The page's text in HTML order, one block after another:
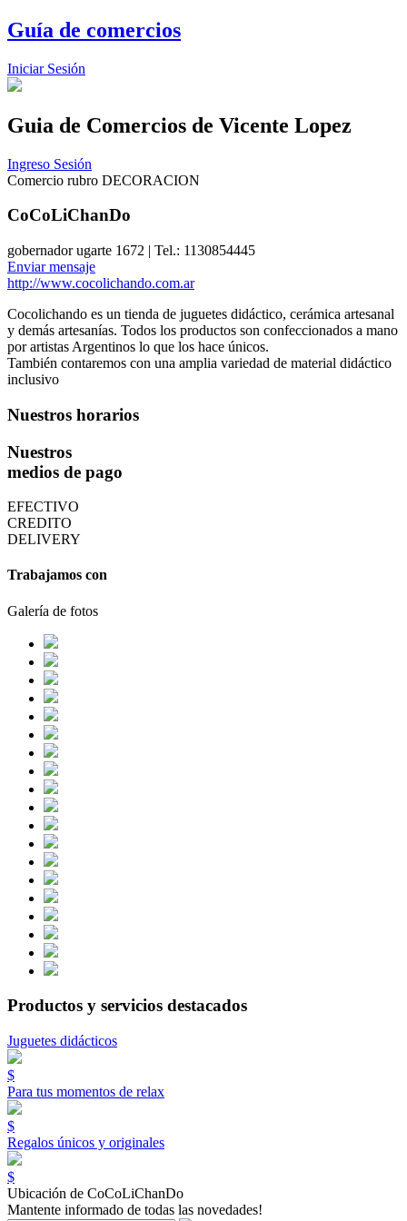
Guía de comercios
Iniciar Sesión
Guia de Comercios de Vicente Lopez
Ingreso Sesión
Comercio rubro DECORACION
CoCoLiChanDo
gobernador ugarte 1672 | Tel.: 1130854445
Enviar mensaje
http://www.cocolichando.com.ar
Cocolichando es un tienda de juguetes didáctico, cerámica artesanal
y demás artesanías. Todos los productos son confeccionados a mano
por artistas Argentinos lo que los hace únicos.
También contaremos con una amplia variedad de material didáctico
inclusivo
Nuestros horarios
Nuestros
medios de pago
EFECTIVO
CREDITO
DELIVERY
Trabajamos con
Galería de fotos
Productos y servicios destacados
Juguetes didácticos
$
Para tus momentos de relax
$
Regalos únicos y originales
$
Ubicación de CoCoLiChanDo
Mantente informado de todas las novedades!